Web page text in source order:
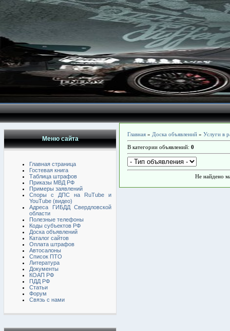
Меню сайта
Главная страница
Гостевая книга
Таблица штрафов
Приказы МВД РФ
Примеры заявлений
Споры с ДПС на RuTube и
YouTube (видео)
Адреса ГИБДД Свердловской
области
Полезные телефоны
Коды субъектов РФ
Доска объявлений
Каталог сайтов
Оплата штрафов
Автосалоны
Список ПТО
Литература
Документы
КОАП РФ
ПДД РФ
Статьи
Форум
Связь с нами
Главная » Доска объявлений » Услуги в
В категории объявлений: 0
Не найдено